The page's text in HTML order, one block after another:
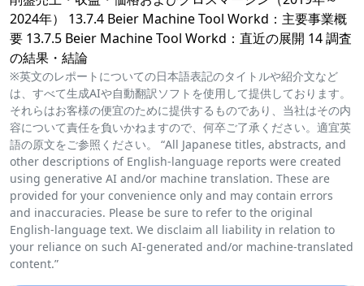
2024年） 13.7.4 Beier Machine Tool Workd：主要事業概
要 13.7.5 Beier Machine Tool Workd：直近の展開 14 調査
の結果・結論
※英文のレポートについての日本語表記のタイトルや紹介文など
は、すべて生成AIや自動翻訳ソフトを使用して提供しております。
それらはお客様の便宜のために提供するものであり、当社はその内
容について責任を負いかねますので、何卒ご了承ください。適宜英
語の原文をご参照ください。 “All Japanese titles, abstracts, and
other descriptions of English-language reports were created
using generative AI and/or machine translation. These are
provided for your convenience only and may contain errors
and inaccuracies. Please be sure to refer to the original
English-language text. We disclaim all liability in relation to
your reliance on such AI-generated and/or machine-translated
content.”